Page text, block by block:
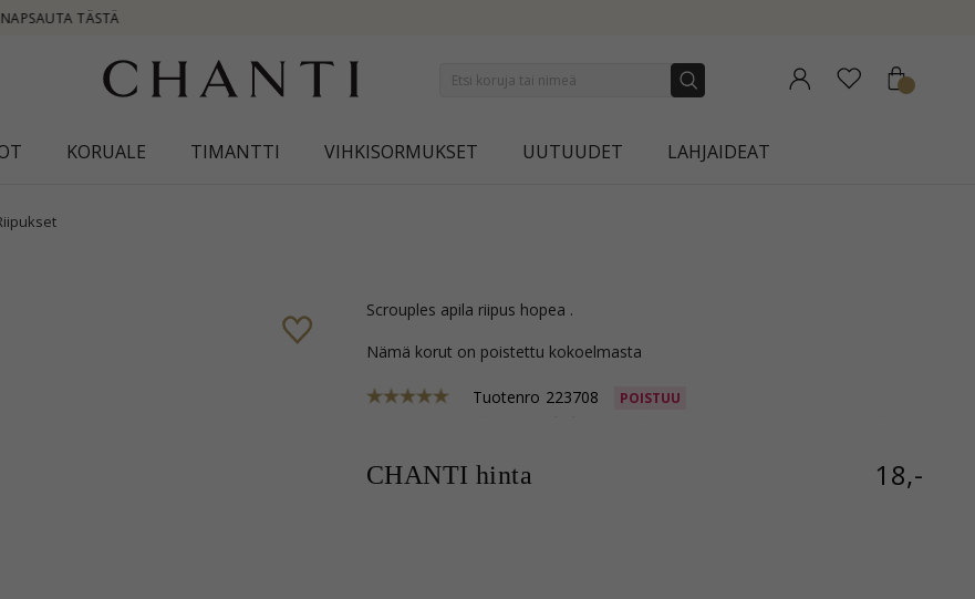
KORUALE TIMANTTI VIHKISORMUKSET UUTUUDET LAHJAIDEAT
Scrouples apila riipus hopea .
Nämä korut on poistettu kokoelmasta
Tuotenro 223708 POISTUU
CHANTI hinta 18,-